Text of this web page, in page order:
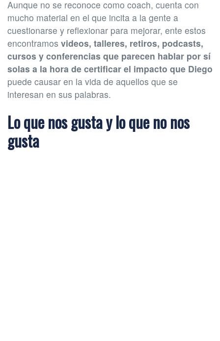
Aunque no se reconoce como coach, cuenta con
mucho material en el que incita a la gente a
cuestionarse y reflexionar para mejorar, ente estos
encontramos videos, talleres, retiros, podcasts,
cursos y conferencias que parecen hablar por sí
solas a la hora de certificar el impacto que Diego
puede causar en la vida de aquellos que se
interesan en sus palabras.
Lo que nos gusta y lo que no nos
gusta